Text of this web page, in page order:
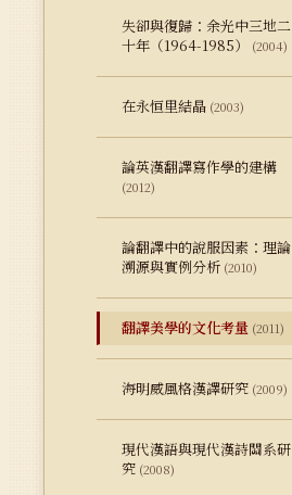
失卻與復歸：余光中三地二
十年（1964-1985）
(2004)
在永恒里結晶 (2003)
論英漢翻譯寫作學的建構
(2012)
論翻譯中的說服因素：理論
溯源與實例分析 (2010)
翻譯美學的文化考量 (2011)
海明威風格漢譯研究 (2009)
現代漢語與現代漢詩關系研
究 (2008)